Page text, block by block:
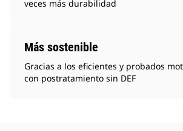
veces más durabilidad
Más sostenible
Gracias a los eficientes y probados
con postratamiento sin DEF